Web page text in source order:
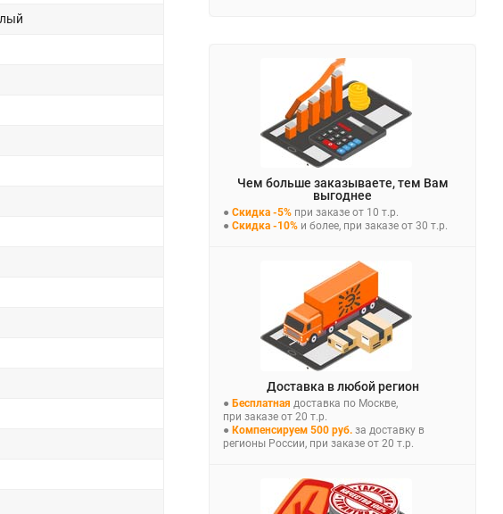
Чем больше заказываете, тем Вам
выгоднее
● Скидка -5% при заказе от 10 т.р.
● Скидка -10% и более, при заказе от 30 т.р.
Доставка в любой регион
● Бесплатная доставка по Москве,
при заказе от 20 т.р.
● Компенсируем 500 руб. за доставку в
регионы России, при заказе от 20 т.р.